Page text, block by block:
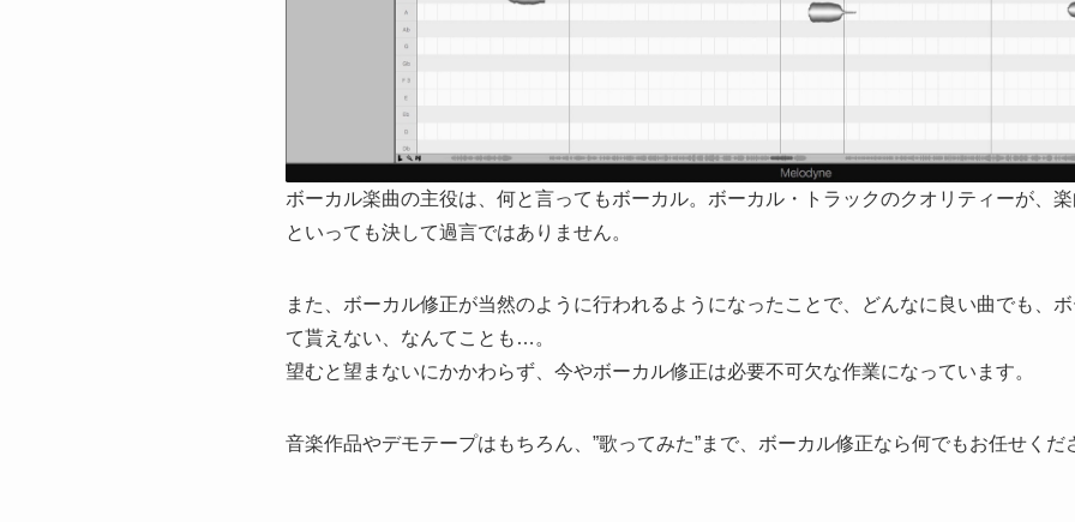
ボーカル楽曲の主役は、何と言ってもボーカル。ボーカル・トラックのクオリティーが、
といっても決して過言ではありません。
また、ボーカル修正が当然のように行われるようになったことで、どんなに良い曲でも、
て貰えない、なんてことも…。
望むと望まないにかかわらず、今やボーカル修正は必要不可欠な作業になっています。
音楽作品やデモテープはもちろん、”歌ってみた”まで、ボーカル修正なら何でもお任せくだ